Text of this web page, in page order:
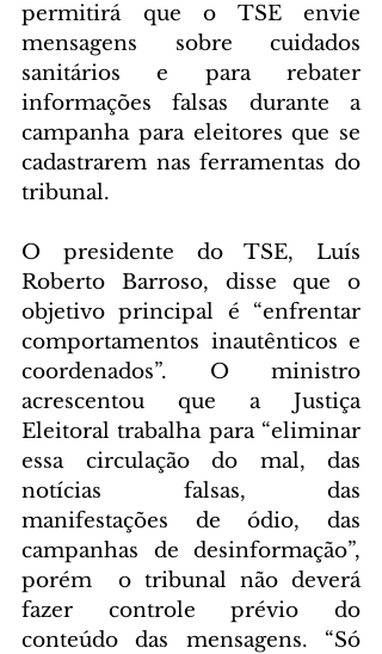
permitirá que o TSE envie
mensagens sobre cuidados
sanitários e para rebater
informações falsas durante a
campanha para eleitores que se
cadastrarem nas ferramentas do
tribunal.
O presidente do TSE, Luís
Roberto Barroso, disse que o
objetivo principal é “enfrentar
comportamentos inautênticos e
coordenados”. O ministro
acrescentou que a Justiça
Eleitoral trabalha para “eliminar
essa circulação do mal, das
notícias falsas, das
manifestações de ódio, das
campanhas de desinformação”,
porém  o tribunal não deverá
fazer controle prévio do
conteúdo das mensagens. “Só